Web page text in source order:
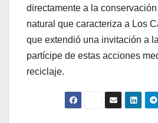
directamente a la
natural que caracteriza a Los
que extendió una invitación a
partícipe de estas acciones
reciclaje.